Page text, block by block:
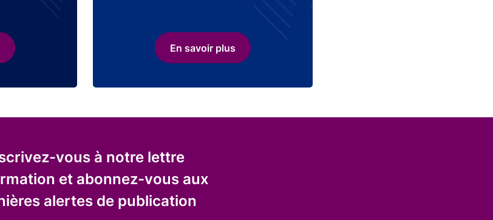
En savoir plus
vous à notre lettre
et abonnez-vous aux
alertes de publication